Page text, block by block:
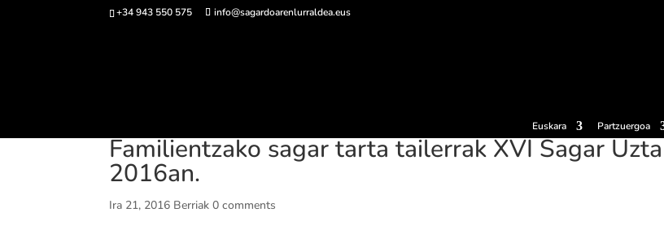
+34 943 550 575 info@sagardoarenlurraldea.eus
Euskara Partzuergoa
Familientzako sagar tarta tailerrak XVI Sagar Uzta
2016an.
Ira 21, 2016 Berriak 0 comments